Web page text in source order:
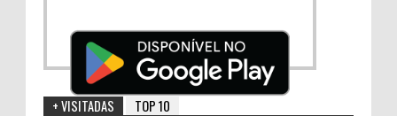
+ VISITADAS TOP 10